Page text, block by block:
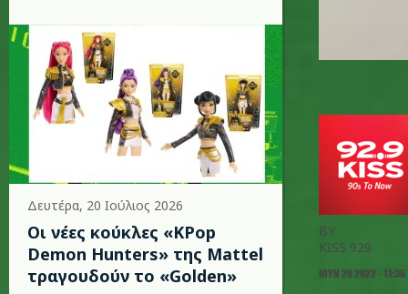
Δευτέρα, 20 Ιούλιος 2026
Οι νέες κούκλες «KPop
Demon Hunters» της Mattel
τραγουδούν το «Golden»
BY
KISS 929
ΙΟΥΝ 28 2022 - 11:36